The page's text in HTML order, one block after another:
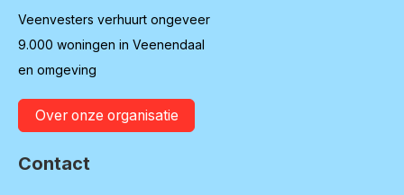
Veenvesters verhuurt ongeveer
9.000 woningen in Veenendaal
en omgeving
Over onze organisatie
Contact